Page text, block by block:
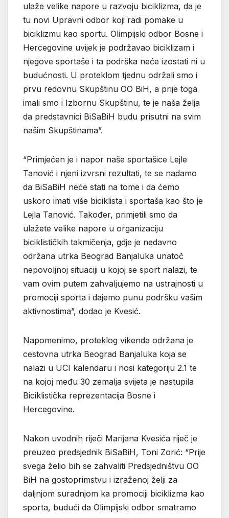
ulaže velike napore u razvoju biciklizma, da je
tu novi Upravni odbor koji radi pomake u
biciklizmu kao sportu. Olimpijski odbor Bosne i
Hercegovine uvijek je podržavao biciklizam i
njegove sportaše i ta podrška neće izostati ni u
budućnosti. U proteklom tjednu održali smo i
prvu redovnu Skupštinu OO BiH, a prije toga
imali smo i Izbornu Skupštinu, te je naša želja
da predstavnici BiSaBiH budu prisutni na svim
našim Skupštinama”.
“Primjećen je i napor naše sportašice Lejle
Tanović i njeni izvrsni rezultati, te se nadamo
da BiSaBiH neće stati na tome i da ćemo
uskoro imati više biciklista i sportaša kao što je
Lejla Tanović. Također, primjetili smo da
ulažete velike napore u organizaciju
biciklističkih takmičenja, gdje je nedavno
održana utrka Beograd Banjaluka unatoč
nepovoljnoj situaciji u kojoj se sport nalazi, te
vam ovim putem zahvaljujemo na ustrajnosti u
promociji sporta i dajemo punu podršku vašim
aktivnostima”, dodao je Kvesić.
Napomenimo, proteklog vikenda održana je
cestovna utrka Beograd Banjaluka koja se
nalazi u UCI kalendaru i nosi kategoriju 2.1 te
na kojoj među 30 zemalja svijeta je nastupila
Biciklistička reprezentacija Bosne i
Hercegovine.
Nakon uvodnih riječi Marijana Kvesića riječ je
preuzeo predsjednik BiSaBiH, Toni Zorić: “Prije
svega želio bih se zahvaliti Predsjedništvu OO
BiH na gostoprimstvu i izraženoj želji za
daljnjom suradnjom ka promociji biciklizma kao
sporta, budući da Olimpijski odbor smatramo